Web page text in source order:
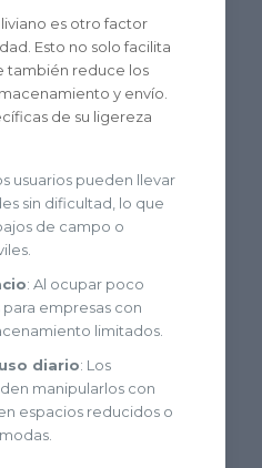
es otro factor
Esto no solo facilita
también reduce los
y envío.
de su ligereza
usuarios pueden llevar
sin dificultad, lo que
de campo o
: Al ocupar poco
empresas con
limitados.
diario: Los
manipularlos con
espacios reducidos o